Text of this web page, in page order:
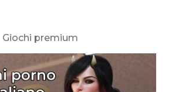
Giochi premium